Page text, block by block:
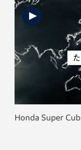
Honda Super Cub